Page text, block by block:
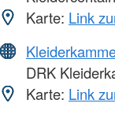
Karte: Link
DRK
Karte: Link